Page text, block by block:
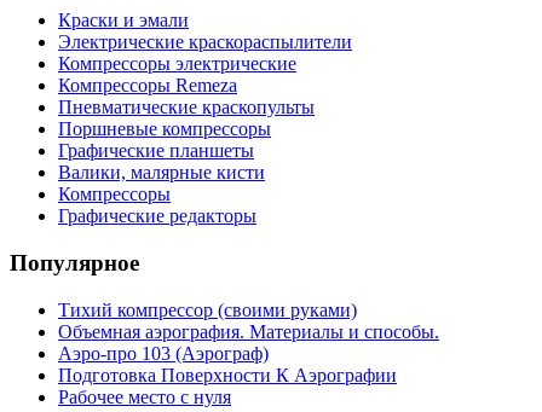
Краски и эмали
Электрические краскораспылители
Компрессоры электрические
Компрессоры Remeza
Пневматические краскопульты
Поршневые компрессоры
Графические планшеты
Валики, малярные кисти
Компрессоры
Графические редакторы
Популярное
Тихий компрессор (своими руками)
Объемная аэрография. Материалы и способы.
Аэро-про 103 (Аэрограф)
Подготовка Поверхности К Аэрографии
Рабочее место с нуля